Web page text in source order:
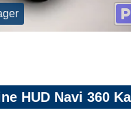
HUD Navi 360